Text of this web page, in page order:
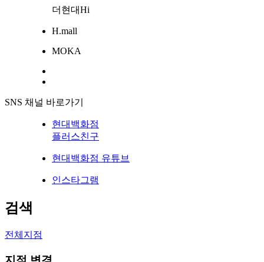
더현대Hi
H.mall
MOKA
SNS 채널 바로가기
현대백화점
플러스친구
현대백화점 유튜브
인스타그램
검색
전체지점